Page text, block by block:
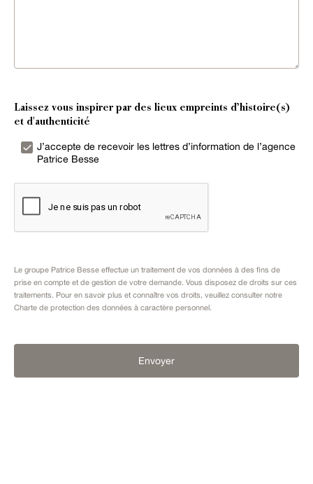
Laissez vous inspirer par des lieux empreints d’histoire(s)
et d'authenticité
J’accepte de recevoir les lettres d’information de l’agence
Patrice Besse
Le groupe Patrice Besse effectue un traitement de vos données à des fins de
prise en compte et de gestion de votre demande. Vous disposez de droits sur ces
traitements. Pour en savoir plus et connaître vos droits, veuillez consulter notre
Charte de protection des données à caractère personnel .
Envoyer